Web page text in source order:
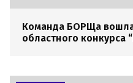
Команда БОРЩа
областного конкурса